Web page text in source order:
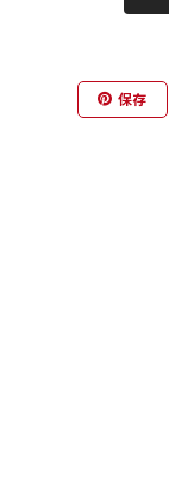
保存